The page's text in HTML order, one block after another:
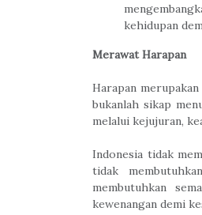
kehidupan
Merawat Harapan
Harapan
bukanlah sikap
melalui kejujuran,
Indonesia tidak
tidak
membutuhkan
kewenangan demi